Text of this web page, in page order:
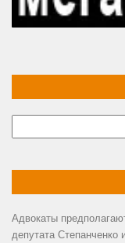
Адвокаты
депутата Степанченко